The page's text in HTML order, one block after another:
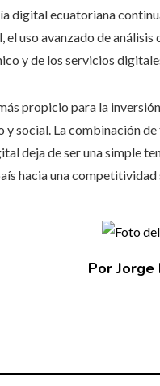
digital ecuatoriana
uso avanzado de
y de los servicios
propicio para la
social. La combinación
deja de ser una simple
hacia una
Por Jorge